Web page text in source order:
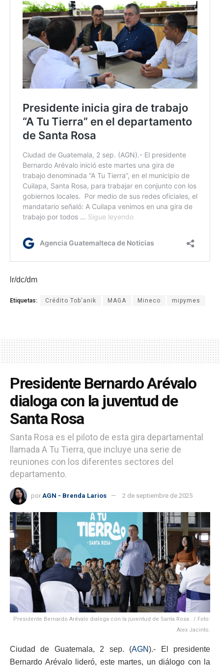
lr/dc/dm
Etiquetas: Crédito Tob'anik MAGA Mineco mipymes
Presidente Bernardo Arévalo
dialoga con la juventud de
Santa Rosa
Santa Rosa es el piloto de esta gira departamental
llamada A Tu Tierra, que incluye una serie de
reuniones con los diferentes sectores del
departamento.
por AGN - Brenda Larios 2 de septiembre de 2025
Presidente Bernardo Arévalo dialoga con la juventud de Santa Rosa . / Foto:
Alex Jacinto.
Ciudad de Guatemala, 2 sep. (AGN).- El presidente
Bernardo Arévalo lideró, este martes, un diálogo con la